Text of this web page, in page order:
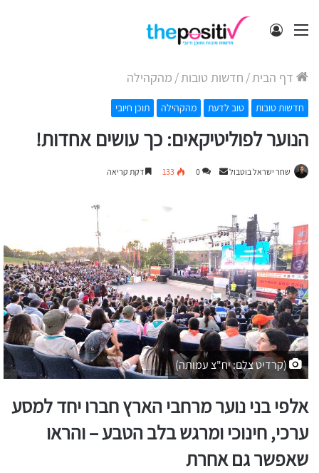
תפריט התחבר
דף הבית/ חדשות טובות/ מהקהילה
חדשות טובות טוב לדעת מהקהילה תוכן חיובי
הנוער לפוליטיקאים: כך עושים אחדות!
שחר ישראל בוטבול
Send
0
133 דקת קריאה
(קרדיט צלם: יח"צ עמותה)
אלפי בני נוער מרחבי הארץ חברו יחד למסע
ערכי, חינוכי ומרגש בלב הטבע – והראו
שאפשר גם אחרת